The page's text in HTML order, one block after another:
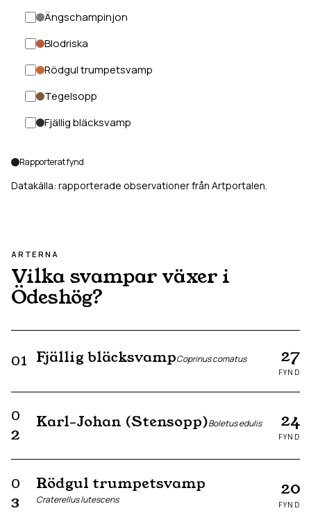
Ängschampinjon
Blodriska
Rödgul trumpetsvamp
Tegelsopp
Fjällig bläcksvamp
Rapporterat fynd
Datakälla: rapporterade observationer från Artportalen.
ARTERNA
Vilka svampar växer i
Ödeshög?
01 Fjällig bläcksvampCoprinus comatus 27
FYND
0
2
Karl-Johan (Stensopp)Boletus edulis 24
FYND
0
3
Rödgul trumpetsvamp
Craterellus lutescens 20
FYND